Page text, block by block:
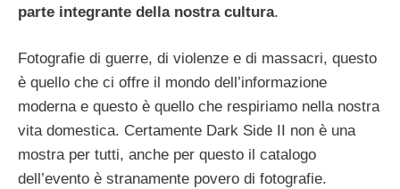
parte integrante della nostra cultura.
Fotografie di guerre, di violenze e di massacri, questo
è quello che ci offre il mondo dell’informazione
moderna e questo è quello che respiriamo nella nostra
vita domestica. Certamente Dark Side II non è una
mostra per tutti, anche per questo il catalogo
dell’evento è stranamente povero di fotografie.